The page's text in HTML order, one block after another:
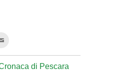
l'articolo
via
mail di Pescara